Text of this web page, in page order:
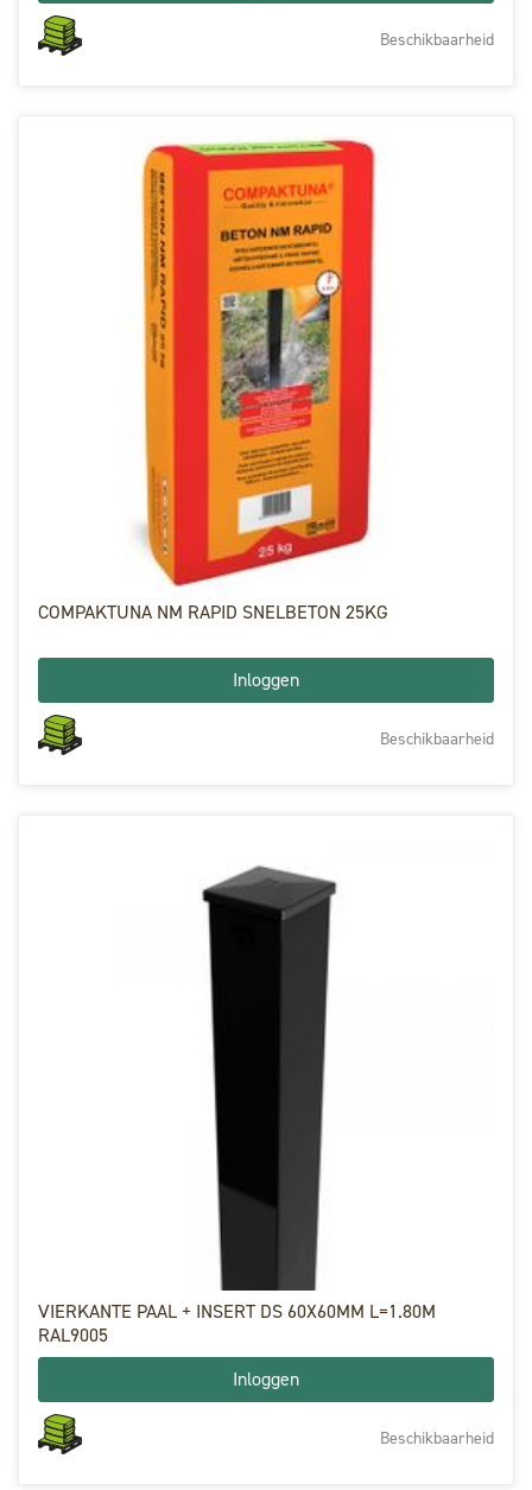
Beschikbaarheid
COMPAKTUNA NM RAPID SNELBETON 25KG
Inloggen
Beschikbaarheid
VIERKANTE PAAL + INSERT DS 60X60MM L=1.80M
RAL9005
Inloggen
Beschikbaarheid